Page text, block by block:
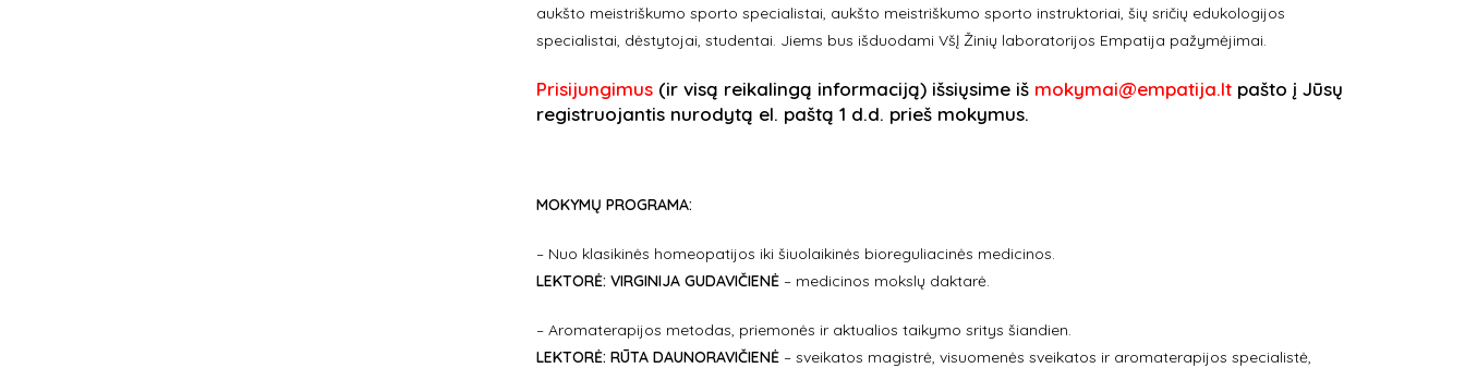
aukšto meistriškumo sporto specialistai, aukšto meistriškumo sporto instruktoriai, šių sričių edukologijos
specialistai, dėstytojai, studentai. Jiems bus išduodami VšĮ Žinių laboratorijos Empatija pažymėjimai.
Prisijungimus (ir visą reikalingą informaciją) išsiųsime iš mokymai@empatija.lt pašto į Jūsų
registruojantis nurodytą el. paštą 1 d.d. prieš mokymus.
MOKYMŲ PROGRAMA:
– Nuo klasikinės homeopatijos iki šiuolaikinės bioreguliacinės medicinos.
LEKTORĖ: VIRGINIJA GUDAVIČIENĖ – medicinos mokslų daktarė.
– Aromaterapijos metodas, priemonės ir aktualios taikymo sritys šiandien.
LEKTORĖ: RŪTA DAUNORAVIČIENĖ – sveikatos magistrė, visuomenės sveikatos ir aromaterapijos specialistė,